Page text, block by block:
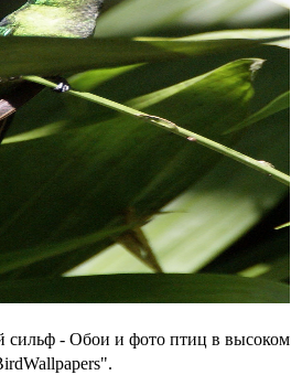
сильф - Обои и фото птиц в высоком